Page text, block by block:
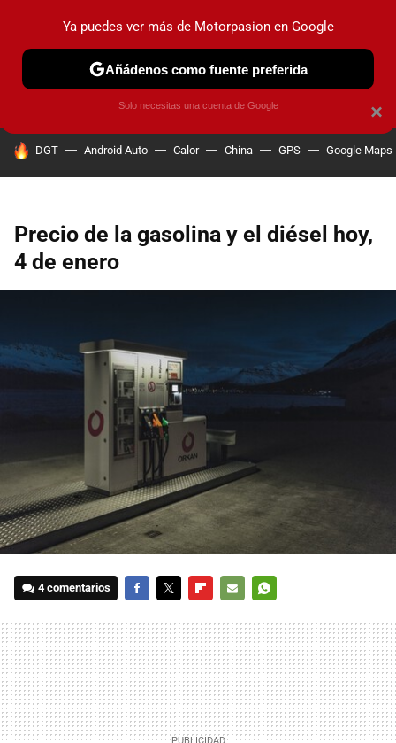
PRUEBAS COCHES ELÉCTRICOS OBSERVATORIO
HOY SE HABLA DE
DGT Android Auto Calor China GPS Google Maps
Precio de la gasolina y el diésel hoy,
4 de enero
4 comentarios
MAIL
×
Ya puedes ver más de Motorpasion en Google
Añádenos como fuente preferida
Solo necesitas una cuenta de Google